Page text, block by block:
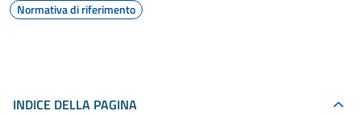
Normativa di riferimento
INDICE DELLA PAGINA